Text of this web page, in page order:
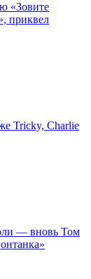
«Зовите
приквел
Tricky, Charlie
— вновь Том